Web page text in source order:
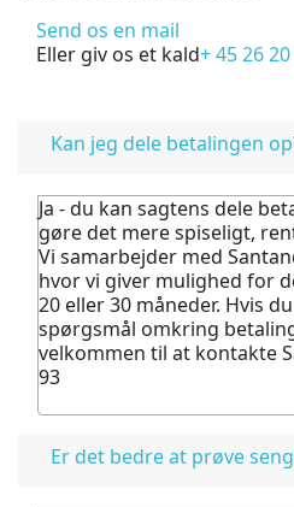
Send os en mail
Eller giv os et kald+ 45 26
Kan jeg dele betalingen
Ja - du kan sagtens dele
gøre det mere spiseligt,
Vi samarbejder med
hvor vi giver mulighed for
20 eller 30 måneder. Hvis
spørgsmål omkring
velkommen til at kontakte
93
Er det bedre at prøve